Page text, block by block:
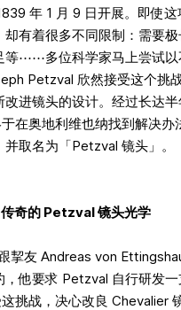
年 1 月 9 日开展。即使
却有着很多不同限制：需要
等⋯⋯多位科学家马上尝试以
Petzval 欣然接受这个挑
进镜头的设计。经过长达
在奥地利维也纳找到解决办
取名为「Petzval 镜头」。
传奇的 Petzval 镜头光学
挈友 Andreas von
他要求 Petzval 自行研发一
挑战，决心改良 Chevalier